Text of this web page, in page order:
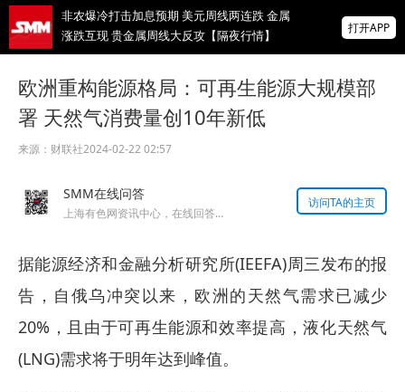
非农爆冷打击加息预期 美元周线两连跌 金属
涨跌互现 贵金属周线大反攻【隔夜行情】
寻锌行业破局发展新机遇
美国拟投30亿美元扶持关键矿产
为有色行业打造的神器
打开APP
欧洲重构能源格局：可再生能源大规模部
署 天然气消费量创10年新低
来源： 财联社2024-02-22 02:57
SMM在线问答
上海有色网资讯中心，在线回答您的提问！
访问TA的主页
据能源经济和金融分析研究所(IEEFA)周三发布的报
告，自俄乌冲突以来，欧洲的天然气需求已减少
20%，且由于可再生能源和效率提高，液化天然气
(LNG)需求将于明年达到峰值。